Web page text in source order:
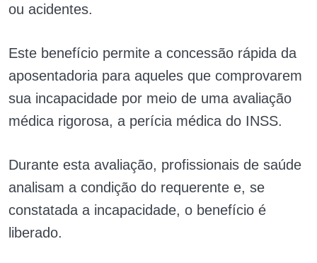
ou acidentes.
Este benefício permite a concessão rápida da
aposentadoria para aqueles que comprovarem
sua incapacidade por meio de uma avaliação
médica rigorosa, a perícia médica do INSS.
Durante esta avaliação, profissionais de saúde
analisam a condição do requerente e, se
constatada a incapacidade, o benefício é
liberado.